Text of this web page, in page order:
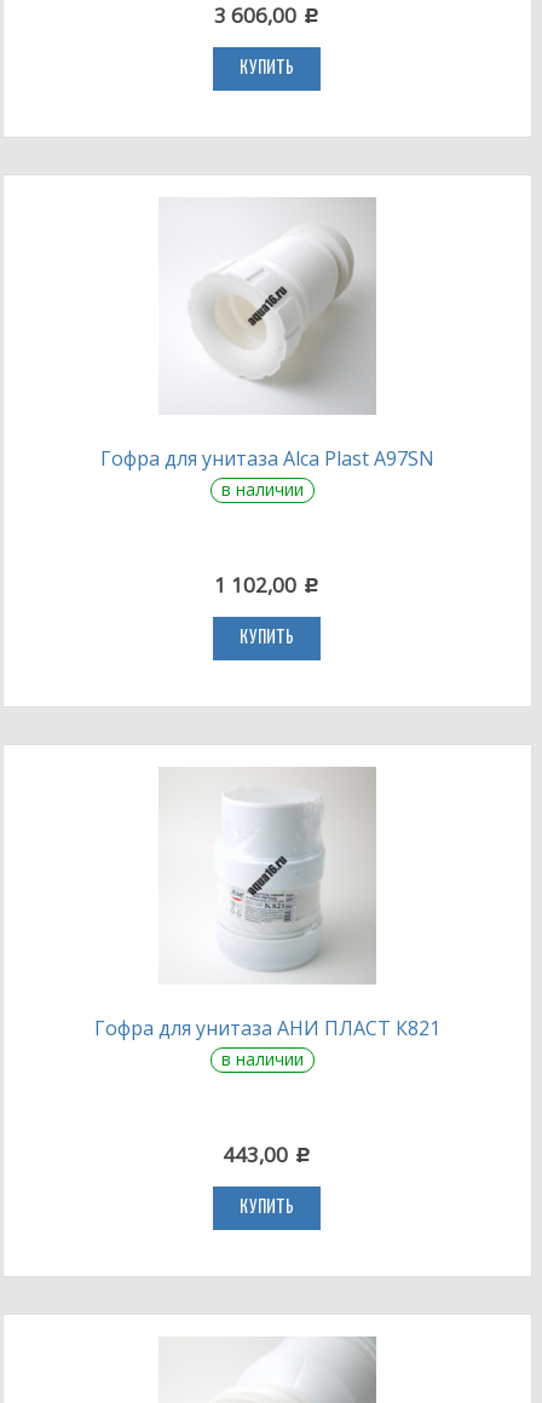
3 606,00 c
КУПИТЬ
Гофра для унитаза Alca Plast A97SN
в наличии
1 102,00 c
КУПИТЬ
Гофра для унитаза АНИ ПЛАСТ К821
в наличии
443,00 c
КУПИТЬ